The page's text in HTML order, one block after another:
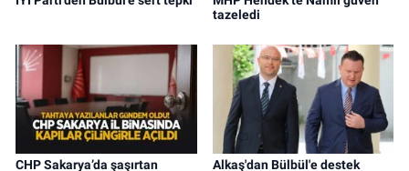
tazeledi
CHP Sakarya’da şaşırtan
Alkaş'dan Bülbül'e destek